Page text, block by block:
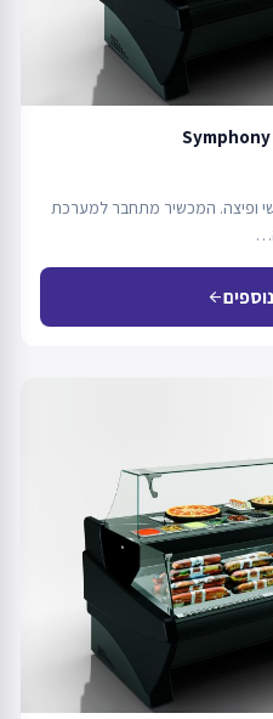
Symphony
ופיצה. המכשיר מתחבר למערכת
arrow_back